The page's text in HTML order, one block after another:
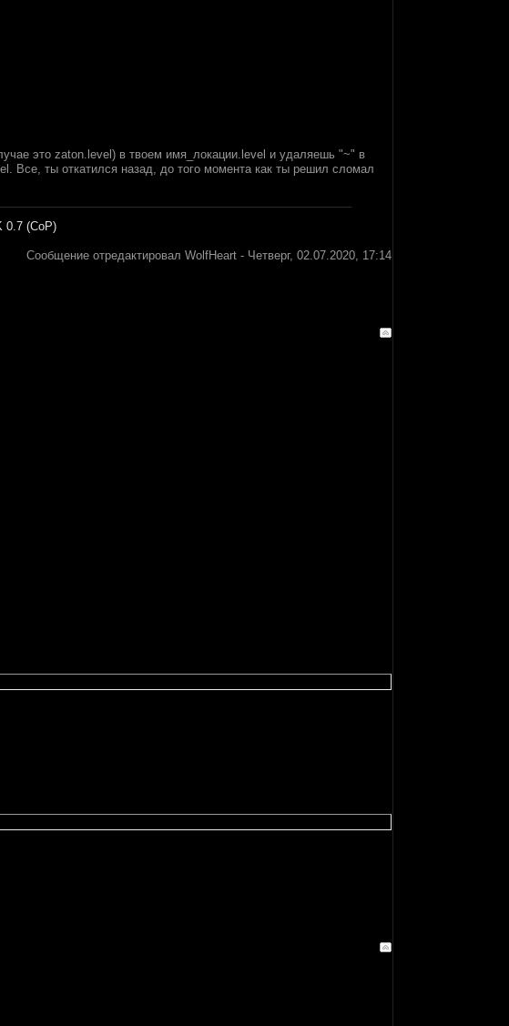
это zaton.level) в твоем имя_локации.level и удаляешь "~" в
Все, ты откатился назад, до того момента как ты решил сломал
0.7 (CoP)
Сообщение отредактировал WolfHeart - Четверг, 02.07.2020, 17:14